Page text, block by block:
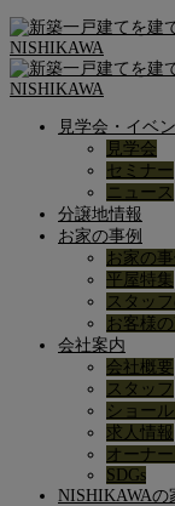
見学会・イベ
見学会
セミナー
ニュース
分譲地情報
お家の事例
お家の事
平屋特集
スタッ
お客様
会社案内
会社概要
スタッフ
ショー
求人情報
オーナ
SDGs
NISHIKAWAの